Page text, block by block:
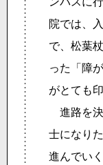
院では、
で、松葉
った「障
がとても
進路を
士になり
進んでい